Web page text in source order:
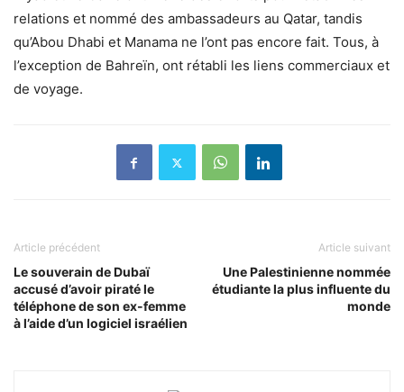
relations et nommé des ambassadeurs au Qatar, tandis
qu’Abou Dhabi et Manama ne l’ont pas encore fait. Tous, à
l’exception de Bahreïn, ont rétabli les liens commerciaux et
de voyage.
Article précédent
Le souverain de Dubaï
accusé d’avoir piraté le
téléphone de son ex-femme
à l’aide d’un logiciel israélien
Article suivant
Une Palestinienne nommée
étudiante la plus influente du
monde